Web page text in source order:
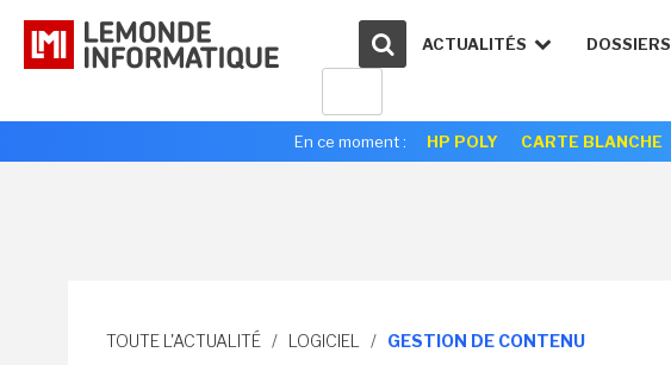
ACTUALITÉS DOSSIERS
En ce moment : HP POLY CARTE BLANCHE
TOUTE L'ACTUALITÉ / LOGICIEL / GESTION DE CONTENU